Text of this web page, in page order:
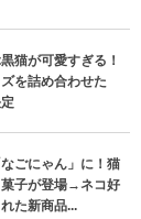
猫が可愛すぎる！
を詰め合わせた
ごにゃん」に！猫
子が登場→ネコ好
た新商品...